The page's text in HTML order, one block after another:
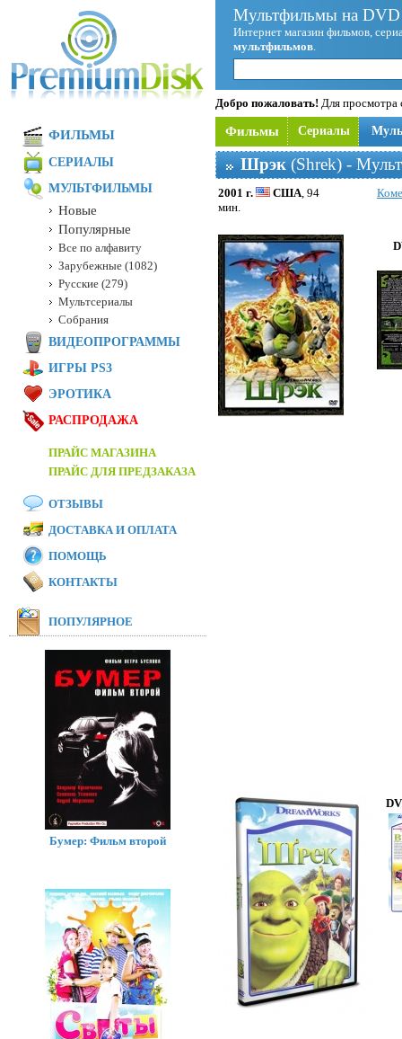
Мультфильмы на
Интернет магазин фильмов,
мультфильмов.
Добро пожаловать! Для просмотра
Фильмы Сериалы
Шрэк (Shrek) -
2001 г. США, 94
мин.
ФИЛЬМЫ
СЕРИАЛЫ
МУЛЬТФИЛЬМЫ
Новые
Популярные
Все по алфавиту
Зарубежные (1082)
Русские (279)
Мультсериалы
Собрания
ВИДЕОПРОГРАММЫ
ИГРЫ PS3
ЭРОТИКА
РАСПРОДАЖА
ПРАЙС МАГАЗИНА
ПРАЙС ДЛЯ ПРЕДЗАКАЗА
ОТЗЫВЫ
ДОСТАВКА И ОПЛАТА
ПОМОЩЬ
КОНТАКТЫ
ПОПУЛЯРНОЕ
Бумер: Фильм второй